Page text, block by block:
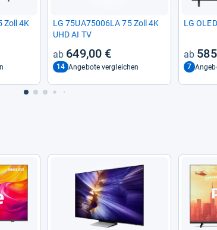
Zoll 4K
LG 75UA75006LA 75 Zoll 4K
UHD AI TV
649,00 €
14 Angebote vergleichen
LG
7